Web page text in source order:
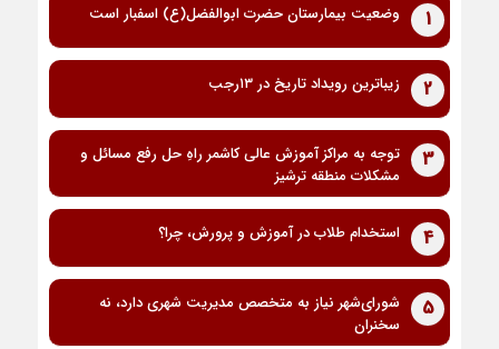
1 وضعیت بیمارستان حضرت ابوالفضل(ع) اسفبار است
2 زیباترین رویداد تاریخ در ۱۳رجب
3
توجه به مراکز آموزش عالی کاشمر راهِ حل رفع مسائل و
مشکلات منطقه ترشیز
4 استخدام طلاب در آموزش و پرورش، چرا؟
5
شورای‌شهر نیاز به متخصص مدیریت شهری دارد، نه
سخنران